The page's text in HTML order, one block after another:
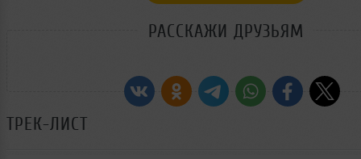
РАССКАЖИ ДРУЗЬЯМ
ТРЕК-ЛИСТ